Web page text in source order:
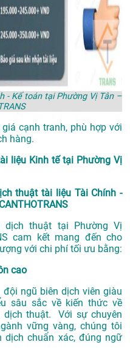
- Kế toán tại Phường Vị Tân –
cạnh tranh, phù hợp với
hàng.
liệu Kinh tế tại Phường Vị
thuật tài liệu Tài Chính -
dịch thuật tại Phường Vị
cam kết mang đến cho
với chi phí tối ưu bằng:
cao
đội ngũ biên dịch viên giàu
sâu sắc về kiến thức về
dịch thuật. Với sự chuyên
vững vàng, chúng tôi
dịch chuẩn xác, đúng ngữ